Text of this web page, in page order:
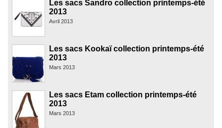
Les sacs Sandro collection printemps-été
2013
Avril 2013
Les sacs Kookaï collection printemps-été
2013
Mars 2013
Les sacs Etam collection printemps-été
2013
Mars 2013